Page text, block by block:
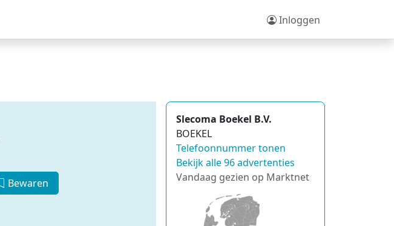
Inloggen
Bewaren
Slecoma Boekel B.V.
BOEKEL
Telefoonnummer tonen
Bekijk alle 96 advertenties
Vandaag gezien op Marktnet